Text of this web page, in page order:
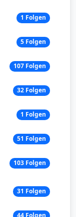
1 Folgen
5 Folgen
107 Folgen
32 Folgen
1 Folgen
51 Folgen
103 Folgen
31 Folgen